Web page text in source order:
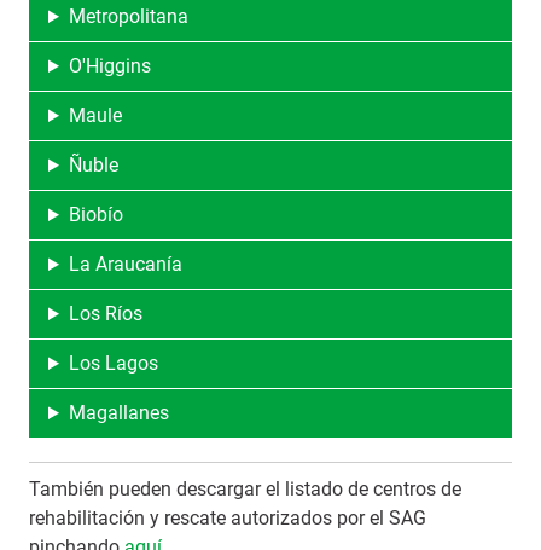
Metropolitana
O'Higgins
Maule
Ñuble
Biobío
La Araucanía
Los Ríos
Los Lagos
Magallanes
También pueden descargar el listado de centros de
rehabilitación y rescate autorizados por el SAG